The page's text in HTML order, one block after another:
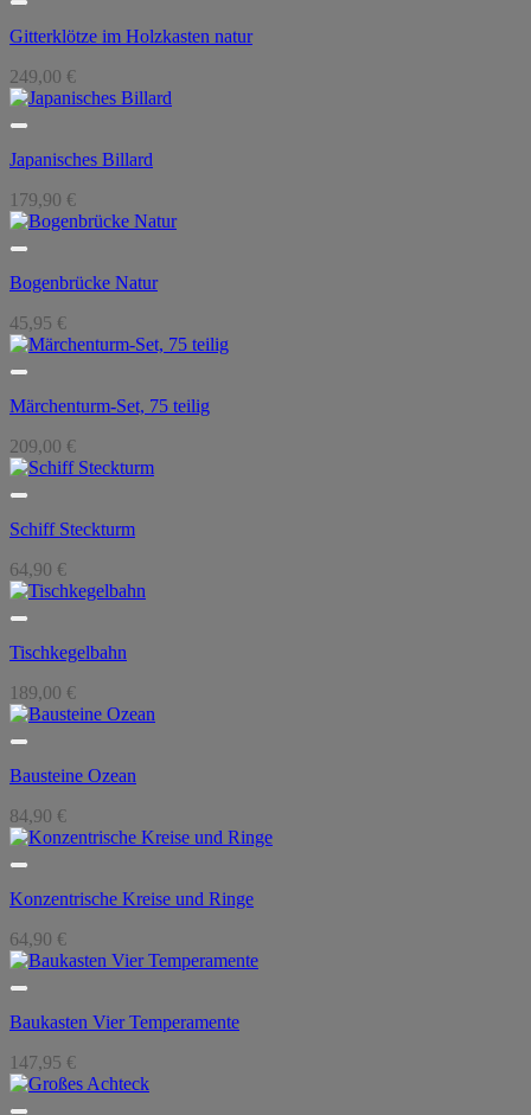
Gitterklötze im Holzkasten natur
249,00 €
Japanisches Billard
179,90 €
Bogenbrücke Natur
45,95 €
Märchenturm-Set, 75 teilig
209,00 €
Schiff Steckturm
64,90 €
Tischkegelbahn
189,00 €
Bausteine Ozean
84,90 €
Konzentrische Kreise und Ringe
64,90 €
Baukasten Vier Temperamente
147,95 €